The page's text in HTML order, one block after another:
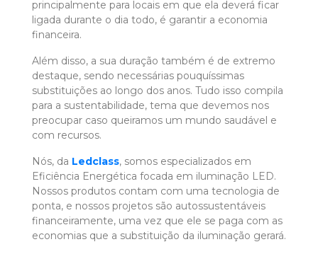
principalmente para locais em que ela deverá ficar
ligada durante o dia todo, é garantir a economia
financeira.
Além disso, a sua duração também é de extremo
destaque, sendo necessárias pouquíssimas
substituições ao longo dos anos. Tudo isso compila
para a sustentabilidade, tema que devemos nos
preocupar caso queiramos um mundo saudável e
com recursos.
Nós, da Ledclass, somos especializados em
Eficiência Energética focada em iluminação LED.
Nossos produtos contam com uma tecnologia de
ponta, e nossos projetos são autossustentáveis
financeiramente, uma vez que ele se paga com as
economias que a substituição da iluminação gerará.